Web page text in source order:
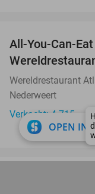
All-You-Can-
Wereldrestaurant
Nederweert
Verkocht: 4.715
Dagentree
OPEN IN